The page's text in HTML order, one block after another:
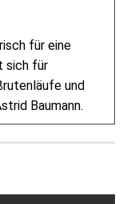
für eine
sich für
und
Baumann.